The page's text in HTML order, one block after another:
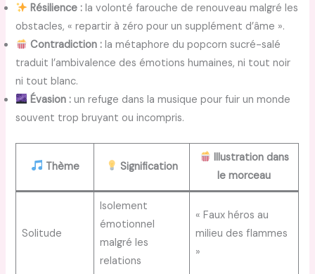
Résilience : la volonté farouche de renouveau malgré les
obstacles, « repartir à zéro pour un supplément d’âme ».
Contradiction : la métaphore du popcorn sucré-salé
traduit l’ambivalence des émotions humaines, ni tout noir
ni tout blanc.
Évasion : un refuge dans la musique pour fuir un monde
souvent trop bruyant ou incompris.
Thème Signification
Illustration dans
le morceau
Solitude
Isolement
émotionnel
malgré les
relations
« Faux héros au
milieu des flammes
»